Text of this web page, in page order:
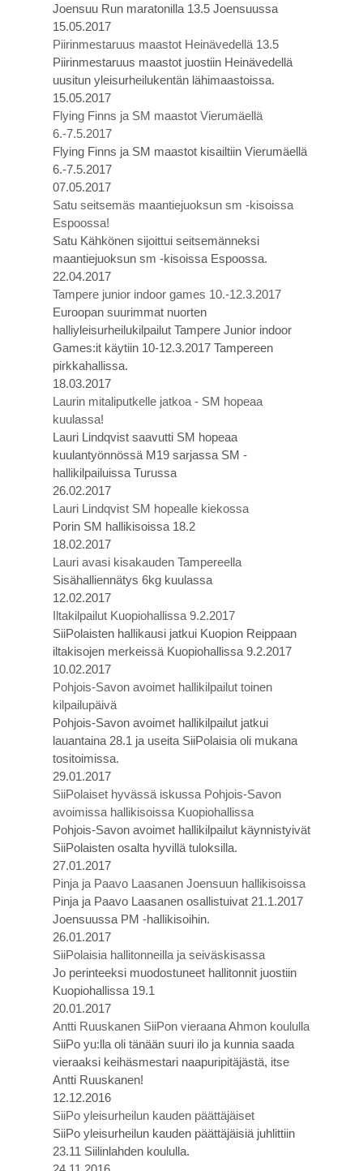
Joensuu Run maratonilla 13.5 Joensuussa
15.05.2017
Piirinmestaruus maastot Heinävedellä 13.5
Piirinmestaruus maastot juostiin Heinävedellä
uusitun yleisurheilukentän lähimaastoissa.
15.05.2017
Flying Finns ja SM maastot Vierumäellä
6.-7.5.2017
Flying Finns ja SM maastot kisailtiin Vierumäellä
6.-7.5.2017
07.05.2017
Satu seitsemäs maantiejuoksun sm -kisoissa
Espoossa!
Satu Kähkönen sijoittui seitsemänneksi
maantiejuoksun sm -kisoissa Espoossa.
22.04.2017
Tampere junior indoor games 10.-12.3.2017
Euroopan suurimmat nuorten
halliyleisurheilukilpailut Tampere Junior indoor
Games:it käytiin 10-12.3.2017 Tampereen
pirkkahallissa.
18.03.2017
Laurin mitaliputkelle jatkoa - SM hopeaa
kuulassa!
Lauri Lindqvist saavutti SM hopeaa
kuulantyönnössä M19 sarjassa SM -
hallikilpailuissa Turussa
26.02.2017
Lauri Lindqvist SM hopealle kiekossa
Porin SM hallikisoissa 18.2
18.02.2017
Lauri avasi kisakauden Tampereella
Sisähalliennätys 6kg kuulassa
12.02.2017
Iltakilpailut Kuopiohallissa 9.2.2017
SiiPolaisten hallikausi jatkui Kuopion Reippaan
iltakisojen merkeissä Kuopiohallissa 9.2.2017
10.02.2017
Pohjois-Savon avoimet hallikilpailut toinen
kilpailupäivä
Pohjois-Savon avoimet hallikilpailut jatkui
lauantaina 28.1 ja useita SiiPolaisia oli mukana
tositoimissa.
29.01.2017
SiiPolaiset hyvässä iskussa Pohjois-Savon
avoimissa hallikisoissa Kuopiohallissa
Pohjois-Savon avoimet hallikilpailut käynnistyivät
SiiPolaisten osalta hyvillä tuloksilla.
27.01.2017
Pinja ja Paavo Laasanen Joensuun hallikisoissa
Pinja ja Paavo Laasanen osallistuivat 21.1.2017
Joensuussa PM -hallikisoihin.
26.01.2017
SiiPolaisia hallitonneilla ja seiväskisassa
Jo perinteeksi muodostuneet hallitonnit juostiin
Kuopiohallissa 19.1
20.01.2017
Antti Ruuskanen SiiPon vieraana Ahmon koululla
SiiPo yu:lla oli tänään suuri ilo ja kunnia saada
vieraaksi keihäsmestari naapuripitäjästä, itse
Antti Ruuskanen!
12.12.2016
SiiPo yleisurheilun kauden päättäjäiset
SiiPo yleisurheilun kauden päättäjäisiä juhlittiin
23.11 Siilinlahden koululla.